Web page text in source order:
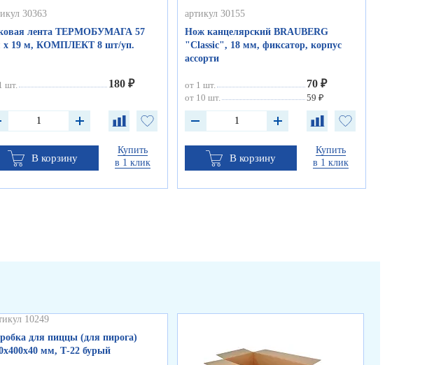
30363
лента ТЕРМОБУМАГА 57
х 19 м, КОМПЛЕКТ 8 шт/уп.
шт. 180 ₽
В корзину
Купить
в 1 клик
артикул 30155
Нож канцелярский BRAUBERG
"Classic", 18 мм, фиксатор, корпус
ассорти
от 1 шт. 70 ₽
от 10 шт. 59 ₽
В корзину
Купить
в 1 клик
10249
для пиццы (для пирога)
мм, Т-22 бурый